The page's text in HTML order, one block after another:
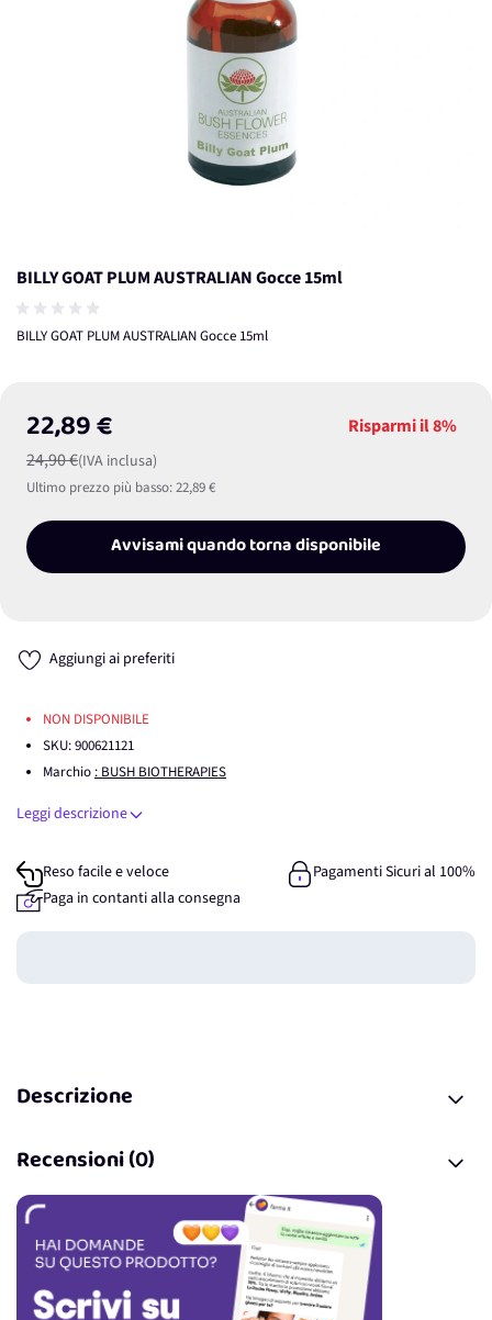
BILLY GOAT PLUM AUSTRALIAN Gocce 15ml
BILLY GOAT PLUM AUSTRALIAN Gocce 15ml
22,89 €
24,90 €(IVA inclusa)
Risparmi il8%
Ultimo prezzo più basso:22,89 €
Avvisami quando torna disponibile
Aggiungi ai preferiti
NON DISPONIBILE
SKU:900621121
Marchio : BUSH BIOTHERAPIES
Leggi descrizione
Reso facile e veloce
Pagamenti Sicuri al 100%
Paga in contanti alla consegna
Descrizione
Recensioni (0)